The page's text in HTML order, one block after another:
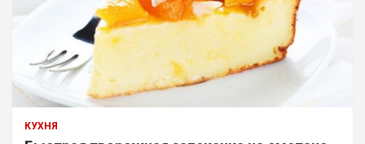
КУХНЯ